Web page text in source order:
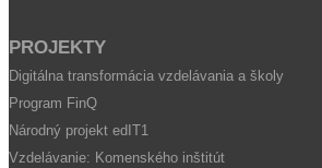
PROJEKTY
Digitálna transformácia vzdelávania a školy
Program FinQ
Národný projekt edIT1
Vzdelávanie: Komenského inštitút